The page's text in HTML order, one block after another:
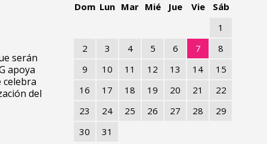
serán
apoya
celebra
del
Dom Lun Mar Mié Jue Vie
Sáb
1
2
3 4 5 6 7
8
9
10 11 12 13 14
15
16
17 18 19 20 21
22
23
24 25 26 27 28
29
30
31